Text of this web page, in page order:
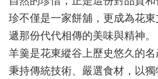
珍不僅是一家餅舖，更成為花
遞那份代代相傳的美味與精神。
羊羹是花東縱谷上歷史悠久的名
秉持傳統技術、嚴選食材，以獨